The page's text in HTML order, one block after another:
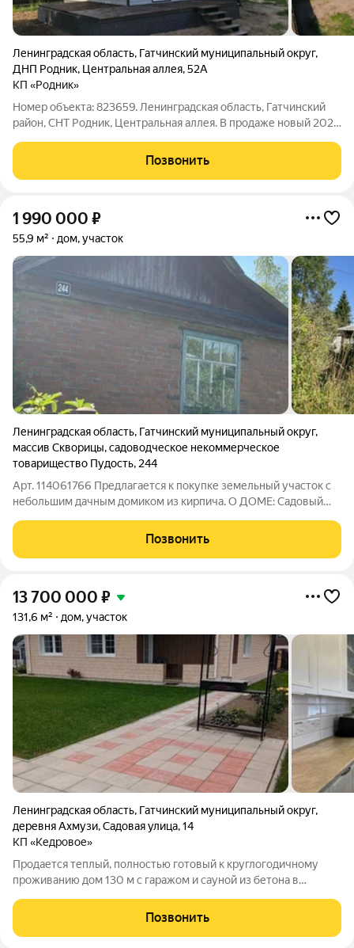
Ленинградская область, Гатчинский муниципальный округ,
ДНП Родник, Центральная аллея,52А
КП «Родник»
Номер объекта: 823659. Ленинградская область, Гатчинский
район, СНТ Родник, Центральная аллея. В продаже новый 2026
Участок: - ровный, сухой, правильной формы, с хорошим
подъездом; -
Позвонить
1 990 000 ₽
55,9 м² дом, участок
Ленинградская область, Гатчинский муниципальный округ,
массив Скворицы,садоводческое некоммерческое
товарищество Пудость, 244
Арт. 114061766 Предлагается к покупке земельный участок с
небольшим дачным домиком из кирпича. О ДОМЕ: Садовый
Водоснабжение: Есть скважина Канализация: нет
Электричество: 4 кВт (возможно увеличить)
Позвонить
13 700 000 ₽
131,6 м² дом, участок
Ленинградская область, Гатчинский муниципальный округ,
деревня Ахмузи,Садовая улица,14
КП «Кедровое»
Продается теплый, полностью готовый к круглогодичному
проживанию дом 130 м с гаражом и сауной из бетона в
(монолит). Дом работает по принципу «термос»: бетонное
ядро накапливает тепло, потери
Позвонить